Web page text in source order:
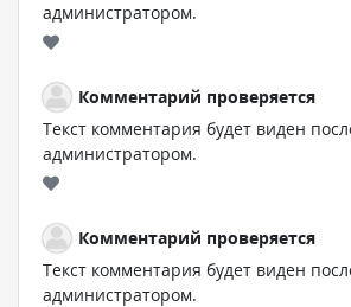
администратором.
Комментарий проверяется
Текст комментария будет виден
администратором.
Комментарий проверяется
Текст комментария будет виден
администратором.